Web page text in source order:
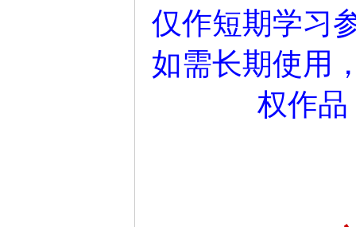
仅作短期学习
如需长期使用
权作